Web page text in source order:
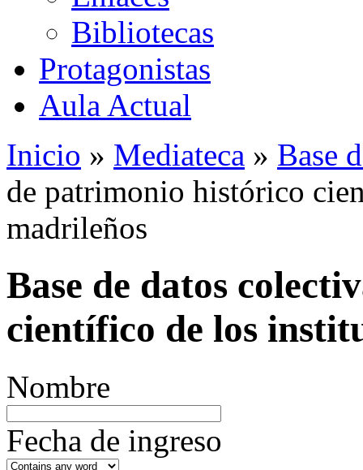
Bibliotecas
Protagonistas
Aula Actual
Inicio » Mediateca » Base
de patrimonio histórico
madrileños
Base de datos
científico de los
Nombre
Fecha de ingreso